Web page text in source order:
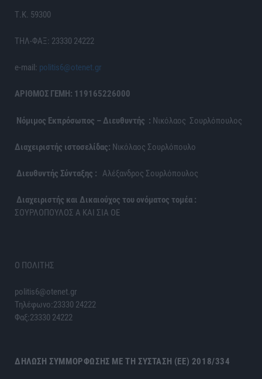
Τ.Κ. 59300
ΤΗΛ-ΦΑΞ: 23330 24222
e-mail: politis6@otenet.gr
ΑΡΙΘΜΟΣ ΓΕΜΗ: 119165226000
Νόμιμος Εκπρόσωπος – Διευθυντής : Νικόλαος Σουρλόπουλος
Διαχειριστής ιστοσελίδας: Νικόλαος Σουρλόπουλο
Διευθυντής Σύνταξης : Αλέξανδρος Σουρλόπουλος
Διαχειριστής και Δικαιούχος του ονόματος τομέα :
ΣΟΥΡΛΟΠΟΥΛΟΣ Α ΚΑΙ ΣΙΑ ΟΕ
Ο ΠΟΛΙΤΗΣ
politis6@otenet.gr
Τηλέφωνο:23330 24222
Φαξ:23330 24222
ΔΉΛΩΣΗ ΣΥΜΜΌΡΦΩΣΗΣ ΜΕ ΤΗ ΣΎΣΤΑΣΗ (ΕΕ) 2018/334